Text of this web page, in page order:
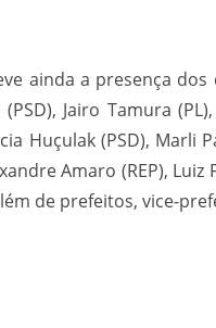
ainda a presença dos
Jairo Tamura
Huçulak (PSD), Marli
Amaro (REP),
de prefeitos, vice-